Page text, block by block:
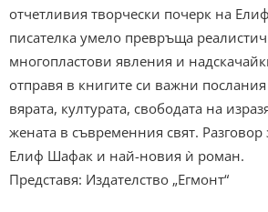
отчетливия творчески почерк на
писателка умело превръща
многопластови явления и
отправя в книгите си важни
вярата, културата, свободата на
жената в съвременния свят. Разговор
Елиф Шафак и най-новия ѝ роман.
Представя: Издателство „Егмонт“